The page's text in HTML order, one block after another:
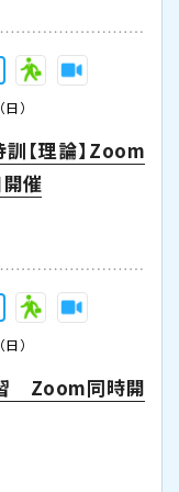
）
【理論】Zoom
開催
）
Zoom同時開